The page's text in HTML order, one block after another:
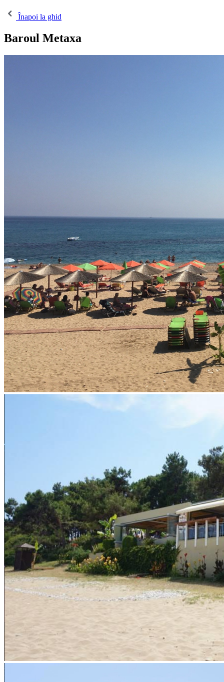
Înapoi la ghid
Baroul Metaxa